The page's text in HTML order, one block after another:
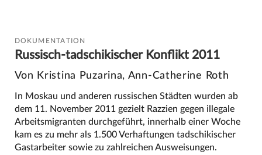
DOKUMENTATION
Russisch-tadschikischer Konflikt 2011
Von Kristina Puzarina, Ann-Catherine Roth
In Moskau und anderen russischen Städten wurden ab
dem 11. November 2011 gezielt Razzien gegen illegale
Arbeitsmigranten durchgeführt, innerhalb einer Woche
kam es zu mehr als 1.500 Verhaftungen tadschikischer
Gastarbeiter sowie zu zahlreichen Ausweisungen.